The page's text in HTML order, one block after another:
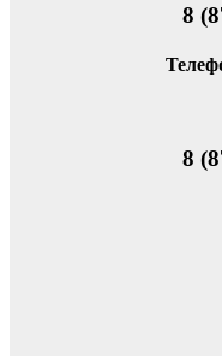
8
8